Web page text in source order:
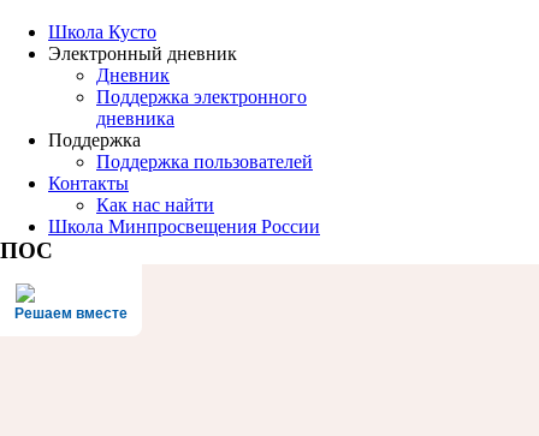
Школа Кусто
Электронный дневник
Дневник
Поддержка электронного
дневника
Поддержка
Поддержка пользователей
Контакты
Как нас найти
Школа Минпросвещения России
ПОС
Решаем вместе